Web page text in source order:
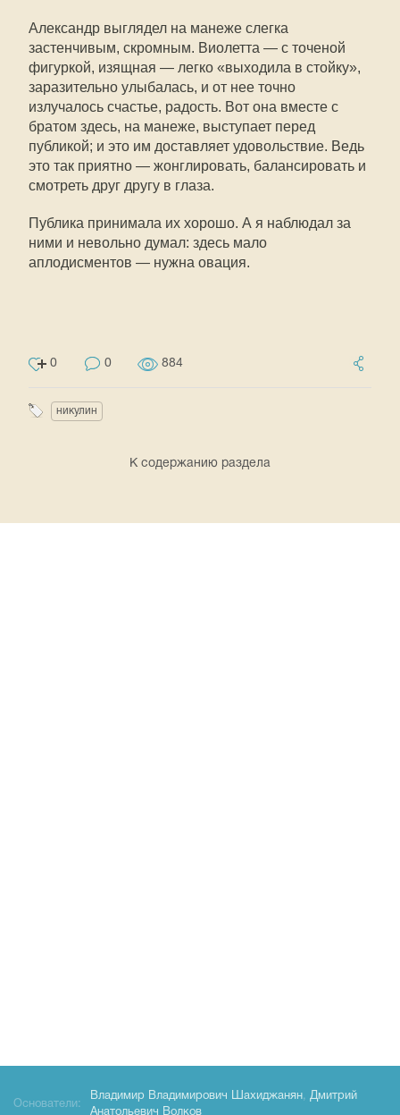
Александр выглядел на манеже слегка
застенчивым, скромным. Виолетта — с точеной
фигуркой, изящная — легко «выходила в стойку»,
заразительно улыбалась, и от нее точно
излучалось счастье, радость. Вот она вместе с
братом здесь, на манеже, выступает перед
публикой; и это им доставляет удовольствие. Ведь
это так приятно — жонглировать, балансировать и
смотреть друг другу в глаза.
Публика принимала их хорошо. А я наблюдал за
ними и невольно думал: здесь мало
аплодисментов — нужна овация.
0 0 884
никулин
К содержанию раздела
Основатели:
Владимир Владимирович Шахиджанян, Дмитрий
Анатольевич Волков